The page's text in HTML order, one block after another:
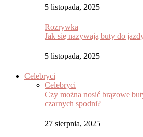
5 listopada, 2025
Rozrywka
Jak się nazywają buty do
5 listopada, 2025
Celebryci
Celebryci
Czy można nosić brązowe
czarnych spodni?
27 sierpnia, 2025